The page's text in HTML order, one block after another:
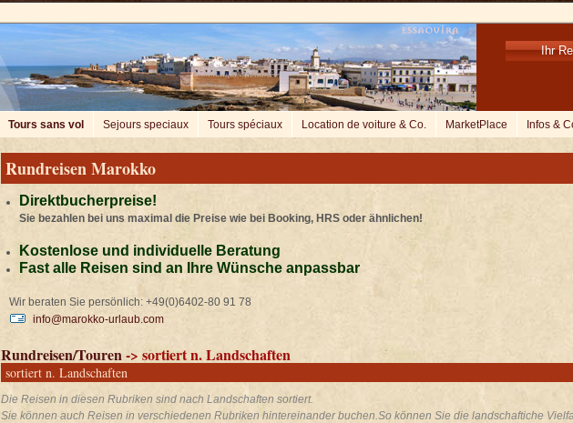
Ihr
Tours sans vol Sejours speciaux Tours spéciaux Location de voiture & Co. MarketPlace Infos &
Rundreisen Marokko
Direktbucherpreise!
Sie bezahlen bei uns maximal die Preise wie bei Booking, HRS oder ähnlichen!
Kostenlose und individuelle Beratung
Fast alle Reisen sind an Ihre Wünsche anpassbar
Wir beraten Sie persönlich: +49(0)6402-80 91 78
info@marokko-urlaub.com
Rundreisen/Touren-> sortiert n. Landschaften
sortiert n. Landschaften
Die Reisen in diesen Rubriken sind nach Landschaften sortiert.
Sie können auch Reisen in verschiedenen Rubriken hintereinander buchen.So können Sie die landschaftiche